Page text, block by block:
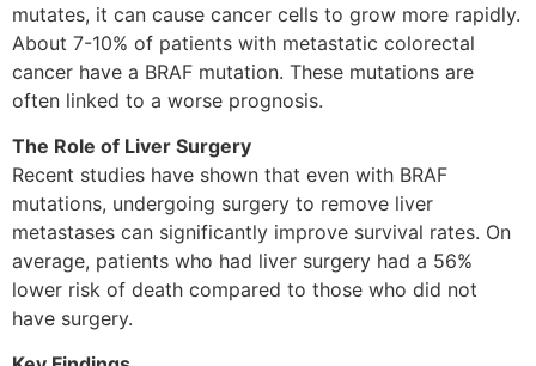
mutates, it can cause cancer cells to grow more rapidly.
About 7-10% of patients with metastatic colorectal
cancer have a BRAF mutation. These mutations are
often linked to a worse prognosis.
The Role of Liver Surgery
Recent studies have shown that even with BRAF
mutations, undergoing surgery to remove liver
metastases can significantly improve survival rates. On
average, patients who had liver surgery had a 56%
lower risk of death compared to those who did not
have surgery.